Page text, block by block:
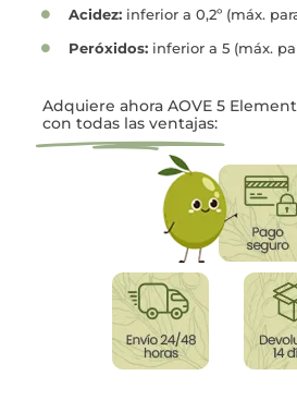
Acidez:inferior a 0,2º (máx.
Peróxidos:inferior a 5 (máx.
Adquiere ahora AOVE 5
con todas las ventajas: